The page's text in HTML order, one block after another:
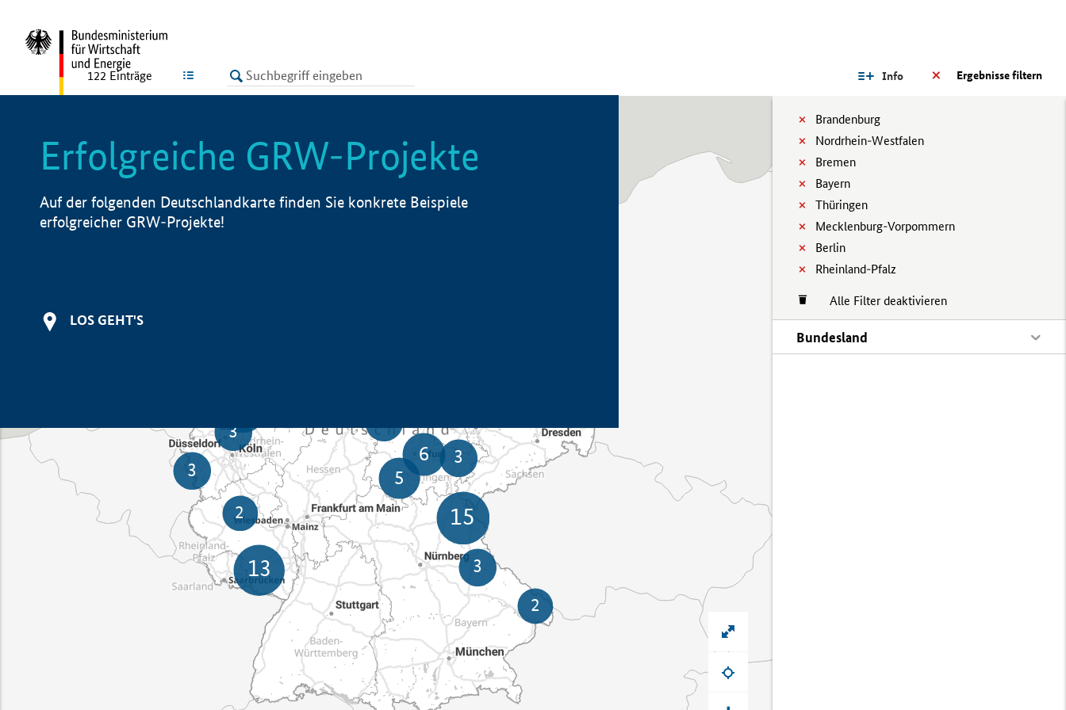
LISTE Ergebnisse filtern
Info
Brandenburg
Nordrhein-Westfalen
Bremen
Bayern
Thüringen
Mecklenburg-Vorpommern
Berlin
Rheinland-Pfalz
Alle Filter deaktivieren
Bundesland
122 Einträge
Erfolgreiche GRW-Projekte
Auf der folgenden Deutschlandkarte finden Sie konkrete Beispiele
erfolgreicher GRW-Projekte!
LOS GEHT'S